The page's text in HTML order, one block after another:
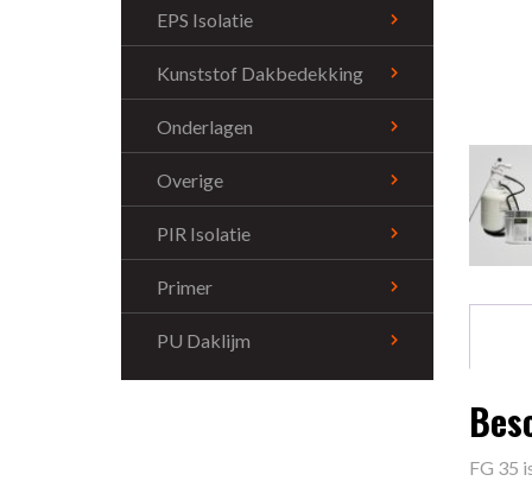
EPS Isolatie
Kunststof Dakbedekking
Onderlagen
Overige
PIR Isolatie
Primer
PU Daklijm
FG 35